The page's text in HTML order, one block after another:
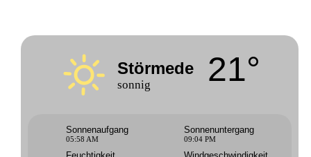
Störmede
sonnig 21°
Sonnenaufgang
05:58 AM
Sonnenuntergang
09:04 PM